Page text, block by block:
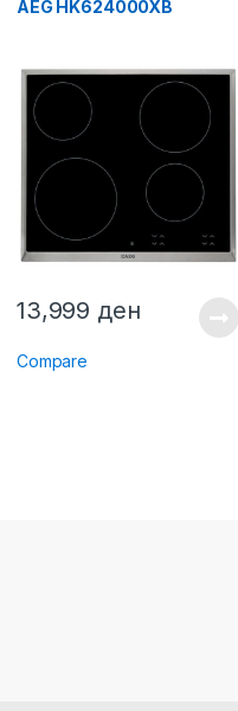
AEG HK624000XB
13,999 ден
Compare